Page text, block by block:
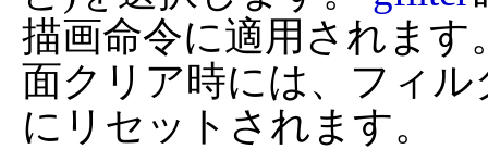
描画命令に適用されます
面クリア時には、フィル
にリセットされます。